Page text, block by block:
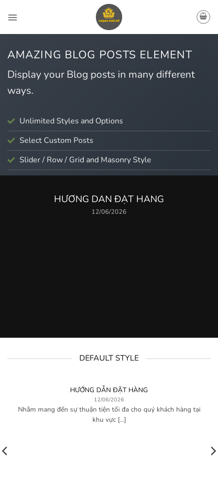
qua
AMAZING BLOG POSTS ELEMENT
Display your Blog posts in many different
ways.
Unlimited Styles and Options
Select Custom Posts
Slider / Row / Grid and Masonry Style
HƯỚNG DẪN ĐẶT HÀNG
12/06/2026
DEFAULT STYLE
HƯỚNG DẪN ĐẶT HÀNG
12/06/2026
Nhằm mang đến sự thuận tiện tối đa cho quý khách hàng tại
khu vực [...]